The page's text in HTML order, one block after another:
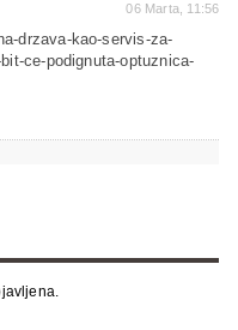
06 Marta, 11:56
drzava-kao-servis-za-
ce-podignuta-optuznica-